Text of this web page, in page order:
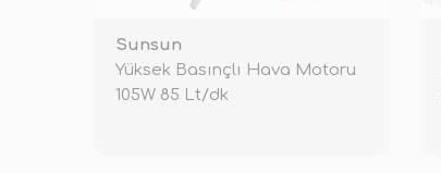
Sunsun
Yüksek Basınçlı Hava Motoru
105W 85 Lt/dk